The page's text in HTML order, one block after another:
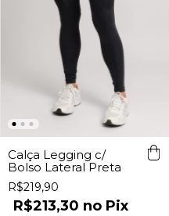
Calça Legging c/
Bolso Lateral Preta
R$219,90
R$213,30 Pix